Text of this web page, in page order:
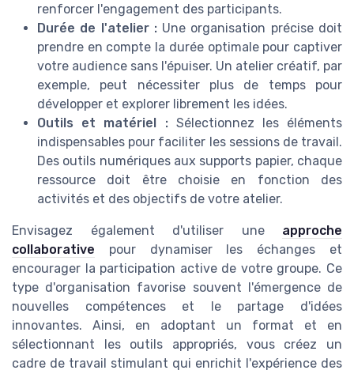
renforcer l'engagement des participants.
Durée de l'atelier : Une organisation précise doit
prendre en compte la durée optimale pour captiver
votre audience sans l'épuiser. Un atelier créatif, par
exemple, peut nécessiter plus de temps pour
développer et explorer librement les idées.
Outils et matériel : Sélectionnez les éléments
indispensables pour faciliter les sessions de travail.
Des outils numériques aux supports papier, chaque
ressource doit être choisie en fonction des
activités et des objectifs de votre atelier.
Envisagez également d'utiliser une approche
collaborative pour dynamiser les échanges et
encourager la participation active de votre groupe. Ce
type d'organisation favorise souvent l'émergence de
nouvelles compétences et le partage d'idées
innovantes. Ainsi, en adoptant un format et en
sélectionnant les outils appropriés, vous créez un
cadre de travail stimulant qui enrichit l'expérience des